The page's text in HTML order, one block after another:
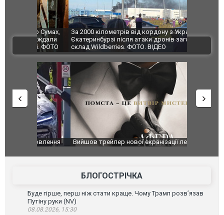
За 2000 кілометрів від кордону з Україною: в
Єкатеринбурзі після атаки дронів загорівся
склад Wildberries. ФОТО. ВІДЕО
"Мої
ВІДЕО
Вийшов трейлер нової екранізації легендарного
фільму "Афера Томаса Крауна"
БЛОГОСТРІЧКА
Буде гірше, перш ніж стати краще. Чому Трамп розв’язав
Путіну руки (NV)
08.08.2026, 15:30